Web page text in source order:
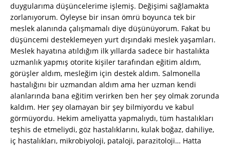
duygularıma düşüncelerime işlemiş. Değişimi sağlamakta
zorlanıyorum. Öyleyse bir insan ömrü boyunca tek bir
meslek alanında çalışmamalı diye düşünüyorum. Fakat bu
düşüncemi desteklemeyen yurt dışındaki meslek yaşamları.
Meslek hayatına atıldığım ilk yıllarda sadece bir hastalıkta
uzmanlık yapmış otorite kişiler tarafından eğitim aldım,
görüşler aldım, mesleğim için destek aldım. Salmonella
hastalığını bir uzmandan aldım ama her uzman kendi
alanlarında bana eğitim verirken ben her şey olmak zorunda
kaldım. Her şey olamayan bir şey bilmiyordu ve kabul
görmüyordu. Hekim ameliyatta yapmalıydı, tüm hastalıkları
teşhis de etmeliydi, göz hastalıklarını, kulak boğaz, dahiliye,
iç hastalıkları, mikrobiyoloji, pataloji, parazitoloji… Hatta